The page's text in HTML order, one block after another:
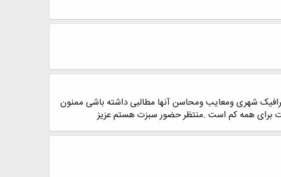
شهری ومعایب ومحاسن آنها مطالبی داشته باشی ممنون
برای همه کم است .منتظر حضور سبزت هستم عزیز